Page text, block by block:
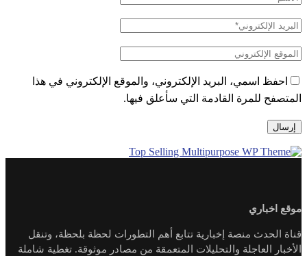
احفظ اسمي، البريد الإلكتروني، والموقع الإلكتروني في هذا
المتصفح للمرة القادمة التي سأعلق فيها.
موقع اخباري
قناة الحدث منصة إخبارية تتابع أهم التطورات لحظة بلحظة، وتنقل
الأخبار العاجلة والتحليلات المتعمقة من مصادر موثوقة. تغطية شاملة